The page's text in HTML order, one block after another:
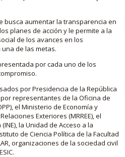
busca aumentar la transparencia en
planes de acción y le permite a la
de los avances en los
de las metas.
por cada uno de los
por Presidencia de la República
representantes de la Oficina de
el Ministerio de Economía y
Exteriores (MRREE), el
la Unidad de Acceso a la
de Ciencia Política de la Facultad
organizaciones de la sociedad civil